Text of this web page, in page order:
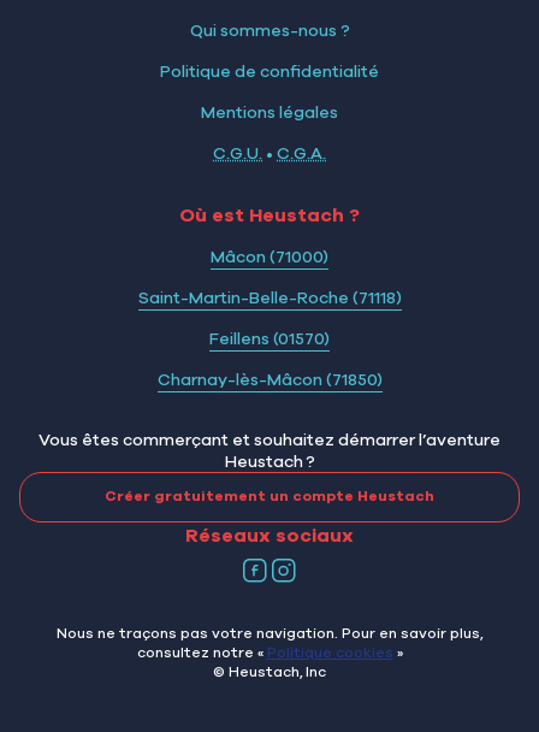
Qui sommes-nous ?
Politique de confidentialité
Mentions légales
C.G.U. • C.G.A.
Où est Heustach ?
Mâcon (71000)
Saint-Martin-Belle-Roche (71118)
Feillens (01570)
Charnay-lès-Mâcon (71850)
Vous êtes commerçant et souhaitez démarrer l’aventure
Heustach ?
Créer gratuitement un compte Heustach
Réseaux sociaux
Nous ne traçons pas votre navigation. Pour en savoir plus,
consultez notre « Politique cookies »
© Heustach, Inc